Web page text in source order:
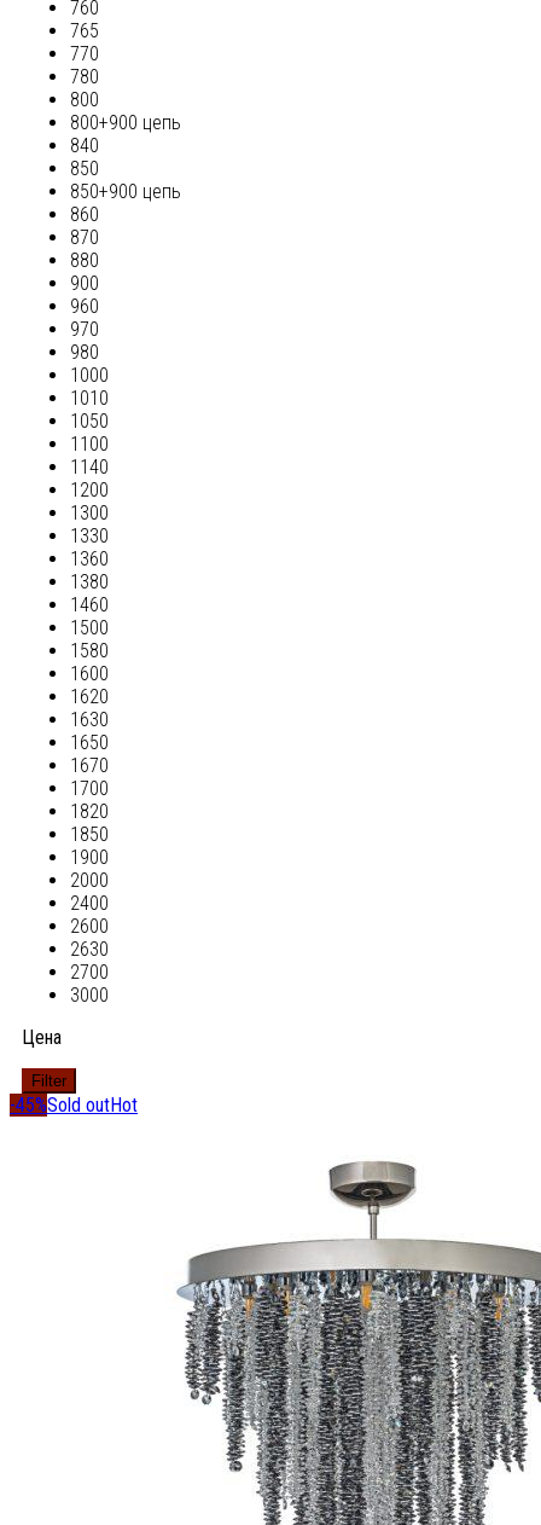
760
765
770
780
800
800+900 цепь
840
850
850+900 цепь
860
870
880
900
960
970
980
1000
1010
1050
1100
1140
1200
1300
1330
1360
1380
1460
1500
1580
1600
1620
1630
1650
1670
1700
1820
1850
1900
2000
2400
2600
2630
2700
3000
Цена
Filter
-45%Sold outHot